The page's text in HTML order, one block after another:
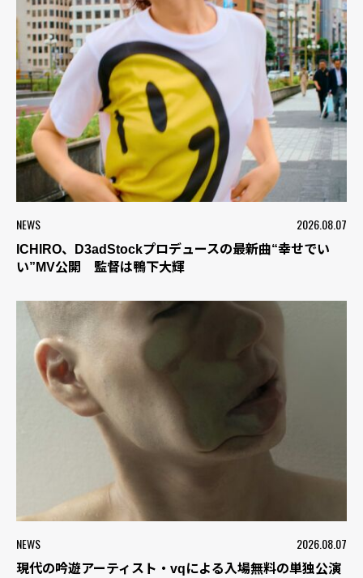
NEWS 2026.08.07
ICHIRO、D3adStockプロデュースの最新曲“幸せでい
い”MV公開 監督は鴨下大輝
NEWS 2026.08.07
現代の吟遊アーティスト・vqによる入場無料の単独公演